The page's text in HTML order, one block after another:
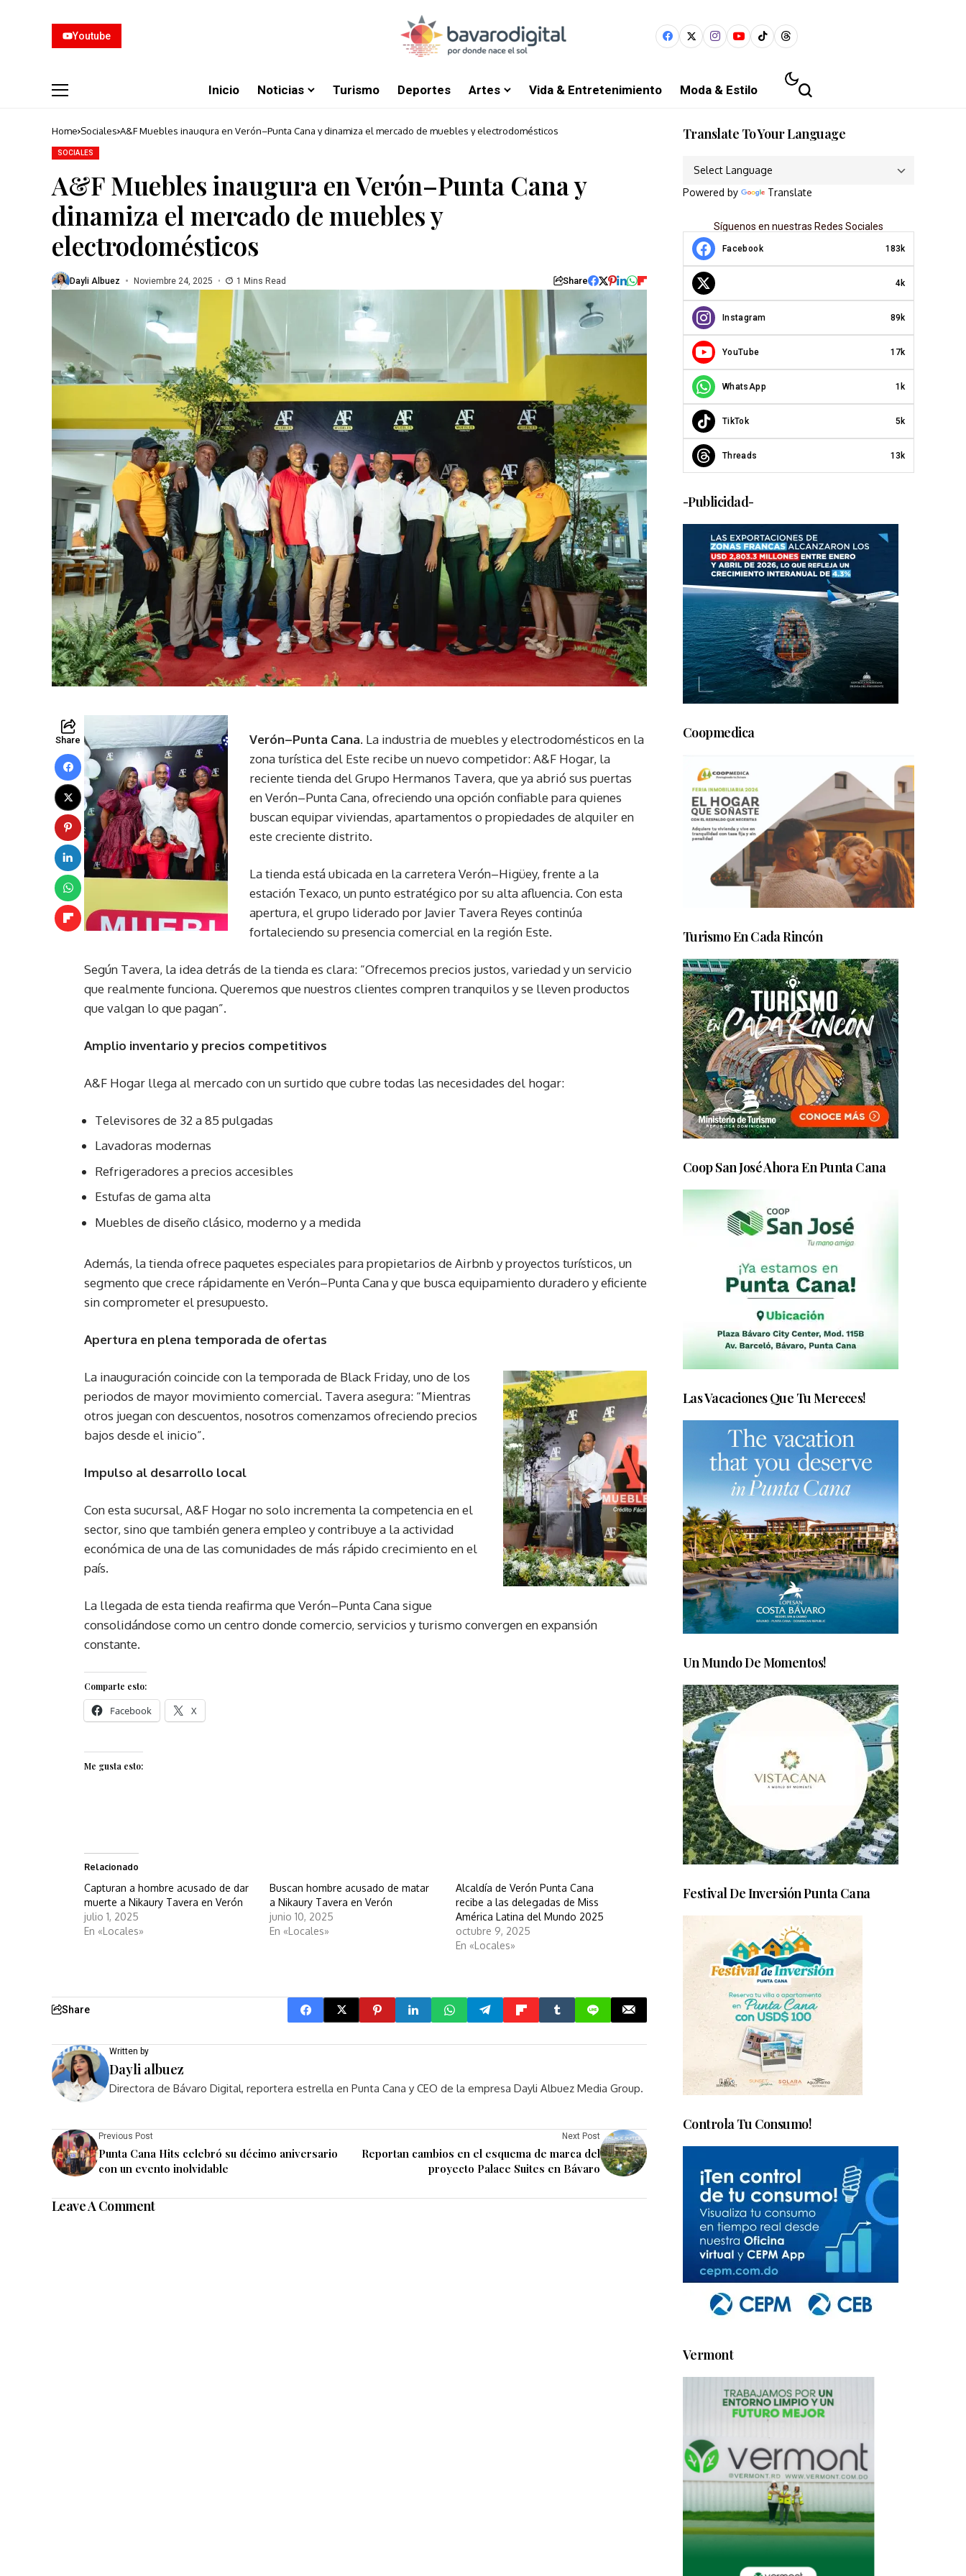
Youtube
Inicio Noticias Turismo Deportes Artes Vida & Entretenimiento Moda & Estilo
Home Sociales A&F Muebles inaugura en Verón–Punta Cana y dinamiza el mercado de muebles y electrodomésticos
SOCIALES
A&F Muebles inaugura en Verón–Punta Cana y
dinamiza el mercado de muebles y
electrodomésticos
Dayli Albuez Noviembre 24, 2025 1 Mins Read Share
Share Verón–Punta Cana. La industria de muebles y electrodomésticos en la
zona turística del Este recibe un nuevo competidor: A&F Hogar, la
reciente tienda del Grupo Hermanos Tavera, que ya abrió sus puertas
en Verón–Punta Cana, ofreciendo una opción confiable para quienes
buscan equipar viviendas, apartamentos o propiedades de alquiler en
este creciente distrito.
La tienda está ubicada en la carretera Verón–Higüey, frente a la
estación Texaco, un punto estratégico por su alta afluencia. Con esta
apertura, el grupo liderado por Javier Tavera Reyes continúa
fortaleciendo su presencia comercial en la región Este.
Según Tavera, la idea detrás de la tienda es clara: “Ofrecemos precios justos, variedad y un servicio
que realmente funciona. Queremos que nuestros clientes compren tranquilos y se lleven productos
que valgan lo que pagan”.
Amplio inventario y precios competitivos
A&F Hogar llega al mercado con un surtido que cubre todas las necesidades del hogar:
Televisores de 32 a 85 pulgadas
Lavadoras modernas
Refrigeradores a precios accesibles
Estufas de gama alta
Muebles de diseño clásico, moderno y a medida
Además, la tienda ofrece paquetes especiales para propietarios de Airbnb y proyectos turísticos, un
segmento que crece rápidamente en Verón–Punta Cana y que busca equipamiento duradero y eficiente
sin comprometer el presupuesto.
Apertura en plena temporada de ofertas
La inauguración coincide con la temporada de Black Friday, uno de los
periodos de mayor movimiento comercial. Tavera asegura: “Mientras
otros juegan con descuentos, nosotros comenzamos ofreciendo precios
bajos desde el inicio”.
Impulso al desarrollo local
Con esta sucursal, A&F Hogar no solo incrementa la competencia en el
sector, sino que también genera empleo y contribuye a la actividad
económica de una de las comunidades de más rápido crecimiento en el
país.
La llegada de esta tienda reafirma que Verón–Punta Cana sigue
consolidándose como un centro donde comercio, servicios y turismo convergen en expansión
constante.
Comparte esto:
Facebook X
Me gusta esto:
Relacionado
Capturan a hombre acusado de dar
muerte a Nikaury Tavera en Verón
julio 1, 2025
En «Locales»
Buscan hombre acusado de matar
a Nikaury Tavera en Verón
junio 10, 2025
En «Locales»
Alcaldía de Verón Punta Cana
recibe a las delegadas de Miss
América Latina del Mundo 2025
octubre 9, 2025
En «Locales»
Share
Written by
Dayli albuez
Directora de Bávaro Digital, reportera estrella en Punta Cana y CEO de la empresa Dayli Albuez Media Group.
Previous Post
Punta Cana Hits celebró su décimo aniversario
con un evento inolvidable
Next Post
Reportan cambios en el esquema de marca del
proyecto Palace Suites en Bávaro
Leave A Comment
Translate To Your Language
Powered by Translate
Síguenos en nuestras Redes Sociales
Facebook 183k
4k
Instagram 89k
YouTube 17k
WhatsApp 1k
TikTok 5k
Threads 13k
-Publicidad-
Coopmedica
Turismo En Cada Rincón
Coop San José Ahora En Punta Cana
Las Vacaciones Que Tu Mereces!
Un Mundo De Momentos!
Festival De Inversión Punta Cana
Controla Tu Consumo!
Vermont